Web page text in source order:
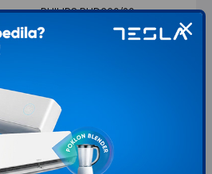
PHILIPS BHD360/20
4.549